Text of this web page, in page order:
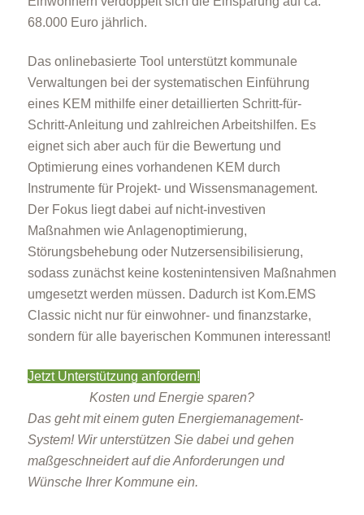
68.000 Euro jährlich.
Das onlinebasierte Tool unterstützt kommunale
Verwaltungen bei der systematischen Einführung
eines KEM mithilfe einer detaillierten Schritt-für-
Schritt-Anleitung und zahlreichen Arbeitshilfen. Es
eignet sich aber auch für die Bewertung und
Optimierung eines vorhandenen KEM durch
Instrumente für Projekt- und Wissensmanagement.
Der Fokus liegt dabei auf nicht-investiven
Maßnahmen wie Anlagenoptimierung,
Störungsbehebung oder Nutzersensibilisierung,
sodass zunächst keine kostenintensiven Maßnahmen
umgesetzt werden müssen. Dadurch ist Kom.EMS
Classic nicht nur für einwohner- und finanzstarke,
sondern für alle bayerischen Kommunen interessant!
Jetzt Unterstützung anfordern!
Kosten und Energie sparen?
Das geht mit einem guten Energiemanagement-
System! Wir unterstützen Sie dabei und gehen
maßgeschneidert auf die Anforderungen und
Wünsche Ihrer Kommune ein.